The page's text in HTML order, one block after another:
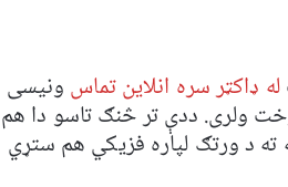
له ډاکټر سره انلاین تماس ونیسی
ولری. ددې تر څنګ تاسو دا هم
د ورتګ لپاره فزیکي هم ستړي